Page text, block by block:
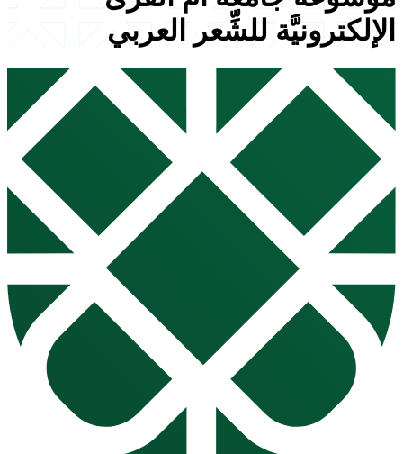
الإلكترونيَّة للشِّعر العربي